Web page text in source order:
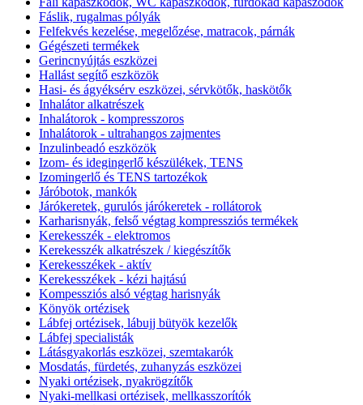
Fáslik, rugalmas pólyák
Felfekvés kezelése, megelőzése, matracok, párnák
Gégészeti termékek
Gerincnyújtás eszközei
Hallást segítő eszközök
Hasi- és ágyéksérv eszközei, sérvkötők, haskötők
Inhalátor alkatrészek
Inhalátorok - kompresszoros
Inhalátorok - ultrahangos zajmentes
Inzulinbeadó eszközök
Izom- és idegingerlő készülékek, TENS
Izomingerlő és TENS tartozékok
Járóbotok, mankók
Járókeretek, gurulós járókeretek - rollátorok
Karharisnyák, felső végtag kompressziós termékek
Kerekesszék - elektromos
Kerekesszék alkatrészek / kiegészítők
Kerekesszékek - aktív
Kerekesszékek - kézi hajtású
Kompessziós alsó végtag harisnyák
Könyök ortézisek
Lábfej ortézisek, lábujj bütyök kezelők
Lábfej specialisták
Látásgyakorlás eszközei, szemtakarók
Mosdatás, fürdetés, zuhanyzás eszközei
Nyaki ortézisek, nyakrögzítők
Nyaki-mellkasi ortézisek, mellkasszorítók